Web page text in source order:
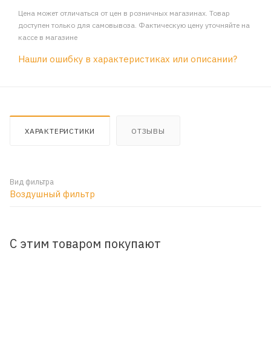
Цена может отличаться от цен в розничных магазинах. Товар
доступен только для самовывоза. Фактическую цену уточняйте на
кассе в магазине
Нашли ошибку в характеристиках или описании?
ХАРАКТЕРИСТИКИ ОТЗЫВЫ
Вид фильтра
Воздушный фильтр
С этим товаром покупают